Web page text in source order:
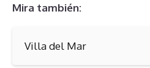
Mira también:
Villa del Mar